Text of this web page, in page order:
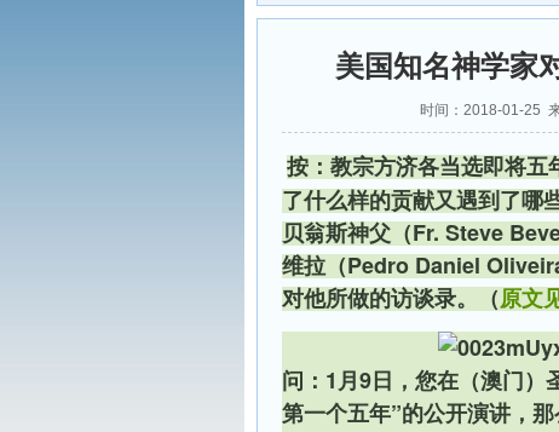
美国知名神学家
时间：2018-01-25
按：教宗方济各当选即将
了什么样的贡献又遇到了哪
贝翁斯神父（Fr. Steve
维拉（Pedro Daniel
对他所做的访谈录。（原文
问：1月9日，您在（澳门）
第一个五年”的公开演讲，